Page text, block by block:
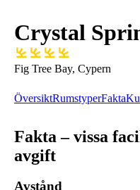
Crystal
Fig Tree Bay, Cypern
ÖversiktRumstyperFakta
Fakta – vissa
avgift
Avstånd